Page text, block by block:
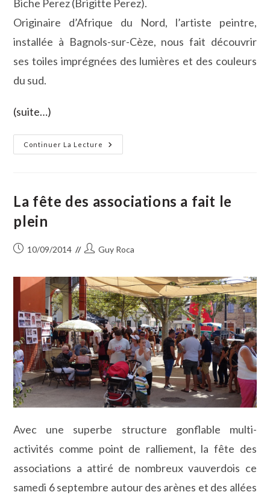
Biche Perez (Brigitte Perez).
Originaire d’Afrique du Nord, l’artiste peintre,
installée à Bagnols-sur-Cèze, nous fait découvrir
ses toiles imprégnées des lumières et des couleurs
du sud.
(suite…)
Continuer La Lecture
Biche
Perez
Plaisance
De
La fête des associations a fait le
plein
Publication
10/09/2014
Auteur/autrice
publication :
Guy Roca
Avec une superbe structure gonflable multi-
activités comme point de ralliement, la fête des
associations a attiré de nombreux vauverdois ce
samedi 6 septembre autour des arènes et des allées